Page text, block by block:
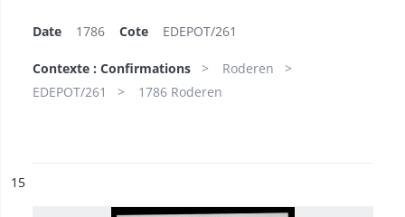
Date 1786 Cote EDEPOT/261
Contexte : Confirmations
Roderen
EDEPOT/261
1786 Roderen
n°
15